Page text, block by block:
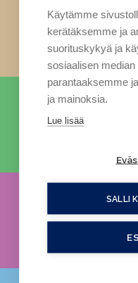
Ruoka (5)
Luonto (8)
Käytämme
kerätäksemme ja
suorituskykyä ja
sosiaalisen
parantaaksemme
ja mainoksia.
Lue lisää
SALLI